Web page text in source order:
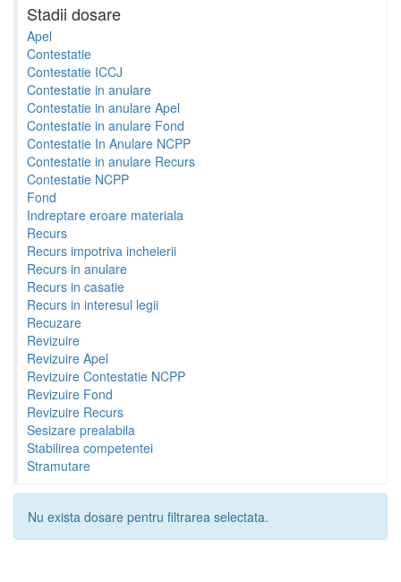
Stadii dosare
Apel
Contestatie
Contestatie ICCJ
Contestatie in anulare
Contestatie in anulare Apel
Contestatie in anulare Fond
Contestatie In Anulare NCPP
Contestatie in anulare Recurs
Contestatie NCPP
Fond
Indreptare eroare materiala
Recurs
Recurs impotriva incheierii
Recurs in anulare
Recurs in casatie
Recurs in interesul legii
Recuzare
Revizuire
Revizuire Apel
Revizuire Contestatie NCPP
Revizuire Fond
Revizuire Recurs
Sesizare prealabila
Stabilirea competentei
Stramutare
Nu exista dosare pentru filtrarea selectata.